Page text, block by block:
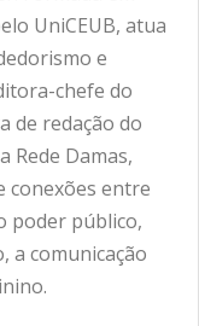
UniCEUB, atua
e
chefe do
de redação do
Rede Damas,
conexões entre
poder público,
a comunicação